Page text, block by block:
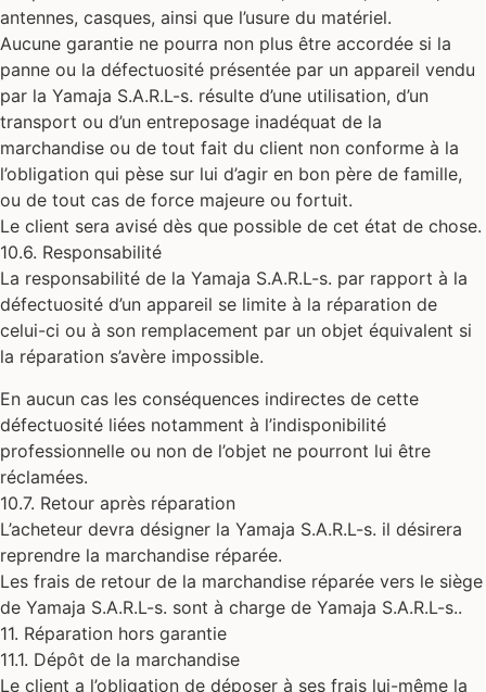
antennes, casques, ainsi que l’usure du matériel.
Aucune garantie ne pourra non plus être accordée si la
panne ou la défectuosité présentée par un appareil vendu
par la Yamaja S.A.R.L-s. résulte d’une utilisation, d’un
transport ou d’un entreposage inadéquat de la
marchandise ou de tout fait du client non conforme à la
l’obligation qui pèse sur lui d’agir en bon père de famille,
ou de tout cas de force majeure ou fortuit.
Le client sera avisé dès que possible de cet état de chose.
10.6. Responsabilité
La responsabilité de la Yamaja S.A.R.L-s. par rapport à la
défectuosité d’un appareil se limite à la réparation de
celui-ci ou à son remplacement par un objet équivalent si
la réparation s’avère impossible.
En aucun cas les conséquences indirectes de cette
défectuosité liées notamment à l’indisponibilité
professionnelle ou non de l’objet ne pourront lui être
réclamées.
10.7. Retour après réparation
L’acheteur devra désigner la Yamaja S.A.R.L-s. il désirera
reprendre la marchandise réparée.
Les frais de retour de la marchandise réparée vers le siège
de Yamaja S.A.R.L-s. sont à charge de Yamaja S.A.R.L-s..
11. Réparation hors garantie
11.1. Dépôt de la marchandise
Le client a l’obligation de déposer à ses frais lui-même la